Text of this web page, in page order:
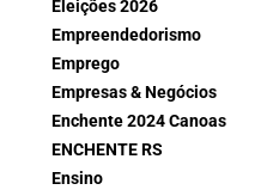
Eleições 2026
Empreendedorismo
Emprego
Empresas & Negócios
Enchente 2024 Canoas
ENCHENTE RS
Ensino